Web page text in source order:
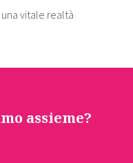
vitale realtà
assieme?